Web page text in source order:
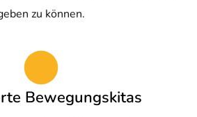
zu können.
Bewegungskitas